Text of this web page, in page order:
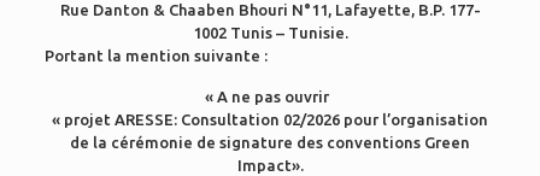
Rue Danton & Chaaben Bhouri N°11, Lafayette, B.P. 177-
1002 Tunis – Tunisie.
Portant la mention suivante :
« A ne pas ouvrir
« projet ARESSE: Consultation 02/2026 pour l’organisation
de la cérémonie de signature des conventions Green
Impact».